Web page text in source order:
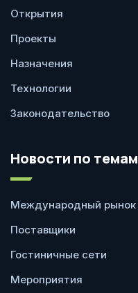
Открытия
Проекты
Назначения
Технологии
Законодательство
Новости по темам
Международный рынок
Поставщики
Гостиничные сети
Мероприятия